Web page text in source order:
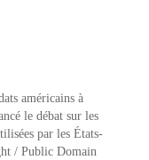
américains à
le débat sur les
par les États-
/ Public Domain